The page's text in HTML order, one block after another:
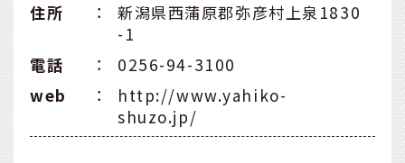
住所
：
新潟県西蒲原郡弥彦村上泉1830
-1
電話
：
0256-94-3100
web
：
http://www.yahiko-
shuzo.jp/